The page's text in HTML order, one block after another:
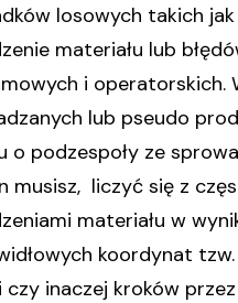
losowych takich jak
materiału lub
i operatorskich.
lub pseudo
o podzespoły ze
musisz, liczyć się z
materiału w
koordynat
czy inaczej kroków